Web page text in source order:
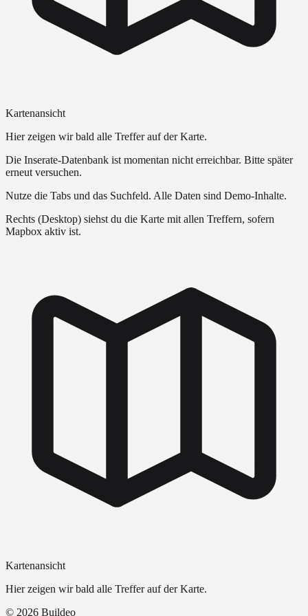
Kartenansicht
Hier zeigen wir bald alle Treffer auf der Karte.
Die Inserate-Datenbank ist momentan nicht erreichbar. Bitte später
erneut versuchen.
Nutze die Tabs und das Suchfeld. Alle Daten sind Demo-Inhalte.
Rechts (Desktop) siehst du die Karte mit allen Treffern, sofern
Mapbox aktiv ist.
Kartenansicht
Hier zeigen wir bald alle Treffer auf der Karte.
© 2026 Buildeo